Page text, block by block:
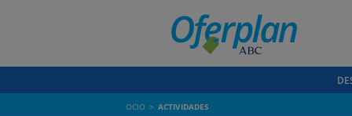
OCIO ACTIVIDADES